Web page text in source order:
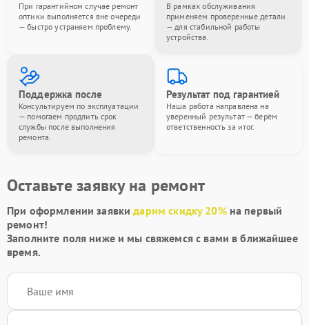
При гарантийном случае ремонт
оптики выполняется вне очереди
— быстро устраняем проблему.
В рамках обслуживания
применяем проверенные детали
— для стабильной работы
устройства.
Поддержка после
Консультируем по эксплуатации
— помогаем продлить срок
службы после выполнения
ремонта.
Результат под гарантией
Наша работа направлена на
уверенный результат — берём
ответственность за итог.
Оставьте заявку на ремонт
При оформлении заявкидарим скидку 20%на первый
ремонт!
Заполните поля ниже и мы свяжемся с вами в ближайшее
время.